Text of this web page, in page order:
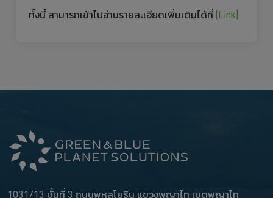
ทั้งนี้ สามารถเข้าไปอ่านรายละเอียดเพิ่มเติมได้ที่ [Link]
1031/13 ชั้นที่ 3 ถนนพหลโยธิน แขวงพญาไท เขตพญาไท